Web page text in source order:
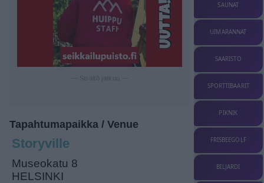
Tapahtumapaikka / Venue
Storyville
Museokatu 8
HELSINKI
SAUNAT
UIMARANNAT
SAARISTO
SPORTTIBAARIT
PIKNIK
FRISBEEGOLF
BILJARDI